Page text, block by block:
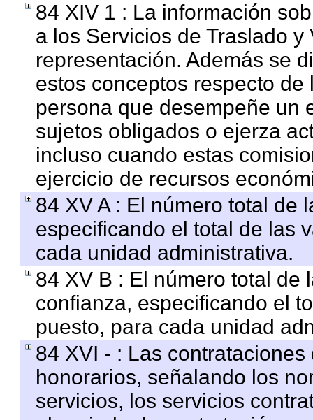
84 XIV 1 : La información
a los Servicios de Traslado
representación. Además se
estos conceptos respecto
persona que desempeñe un
sujetos obligados o ejerza
incluso cuando estas
ejercicio de recursos
84 XV A : El número total de
especificando el total de las
cada unidad administrativa.
84 XV B : El número total de
confianza, especificando el
puesto, para cada unidad
84 XVI - : Las
honorarios, señalando los
servicios, los servicios